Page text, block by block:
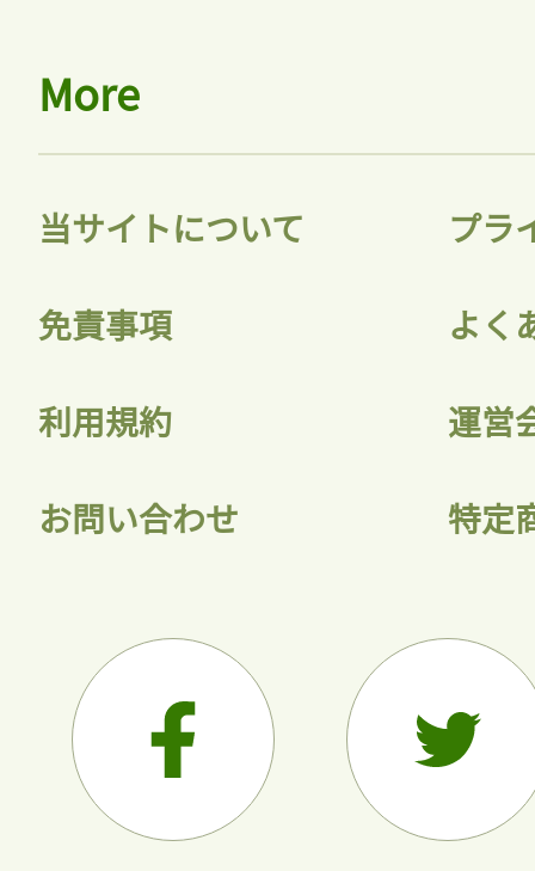
More
当サイトについて プラ
免責事項 よく
利用規約 運営
お問い合わせ 特定